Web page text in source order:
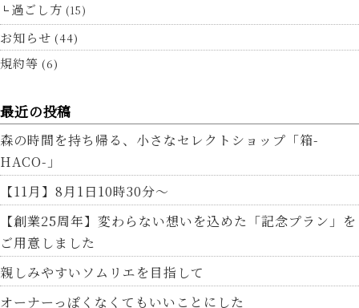
過ごし方 (15)
お知らせ (44)
規約等 (6)
最近の投稿
森の時間を持ち帰る、小さなセレクトショップ「箱-
HACO-」
【11月】8月1日10時30分～
【創業25周年】変わらない想いを込めた「記念プラン」を
ご用意しました
親しみやすいソムリエを目指して
オーナーっぽくなくてもいいことにした